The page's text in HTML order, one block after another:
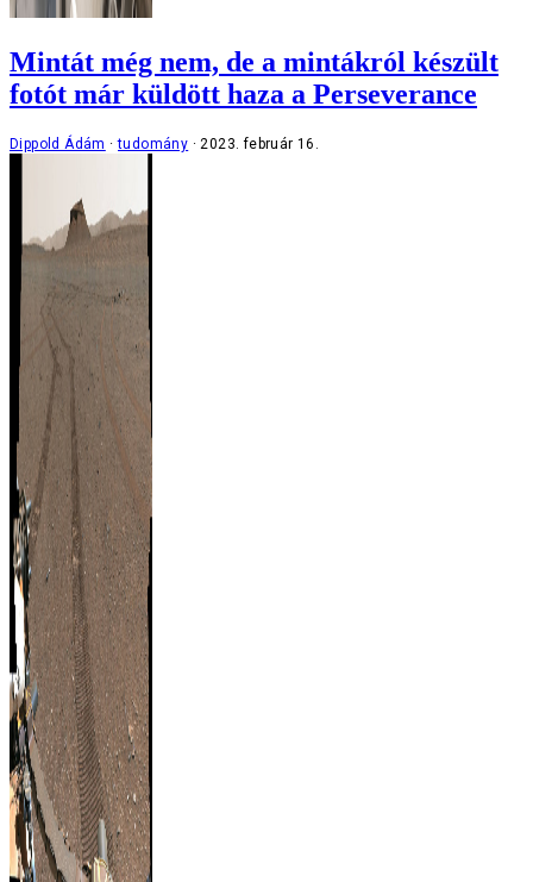
Mintát még nem, de a mintákról készült
fotót már küldött haza a Perseverance
Dippold Ádám tudomány 2023. február 16.